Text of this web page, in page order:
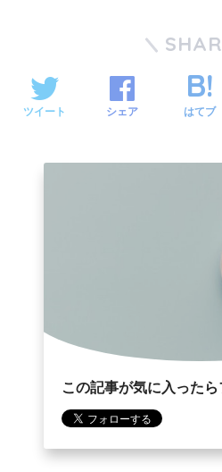
ツイート シェア はてブ
この記事が気に入った